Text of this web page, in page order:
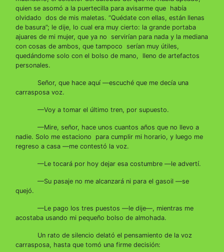
quien se asomó a la puertecilla para avisarme que había
olvidado dos de mis maletas. “Quédate con ellas, están llenas
de basura”; le dije, lo cual era muy cierto: la grande portaba
ajuares de mi mujer, que ya no servirían para nada y la mediana
con cosas de ambos, que tampoco serían muy útiles,
quedándome solo con el bolso de mano, lleno de artefactos
personales.
Señor, que hace aquí —escuché que me decía una
carrasposa voz.
—Voy a tomar el último tren, por supuesto.
—Mire, señor, hace unos cuantos años que no llevo a
nadie. Solo me estaciono para cumplir mi horario, y luego me
regreso a casa —me contestó la voz.
—Le tocará por hoy dejar esa costumbre —le advertí.
—Su pasaje no me alcanzará ni para el gasoil —se
quejó.
—Le pago los tres puestos —le dije—, mientras me
acostaba usando mi pequeño bolso de almohada.
Un rato de silencio delató el pensamiento de la voz
carrasposa, hasta que tomó una firme decisión: